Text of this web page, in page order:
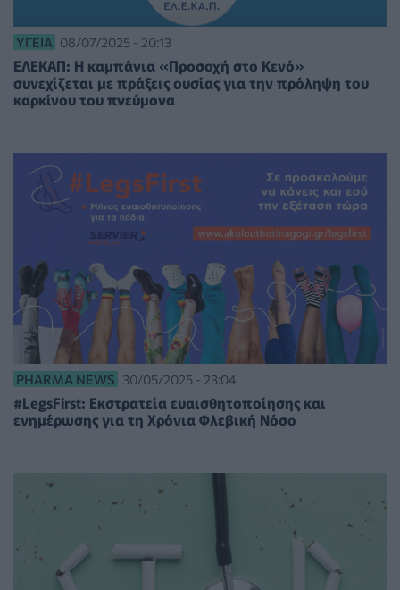
ΥΓΕΊΑ 08/07/2025 - 20:13
ΕΛΕΚΑΠ: Η καμπάνια «Προσοχή στο Κενό»
συνεχίζεται με πράξεις ουσίας για την πρόληψη του
καρκίνου του πνεύμονα
PHARMA NEWS 30/05/2025 - 23:04
#LegsFirst: Εκστρατεία ευαισθητοποίησης και
ενημέρωσης για τη Χρόνια Φλεβική Νόσο